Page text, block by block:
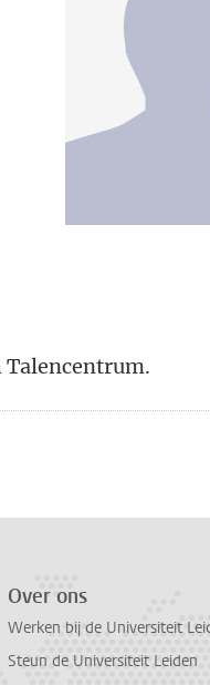
Talencentrum.
Over ons
Werken bij de Universiteit
Steun de Universiteit Leiden